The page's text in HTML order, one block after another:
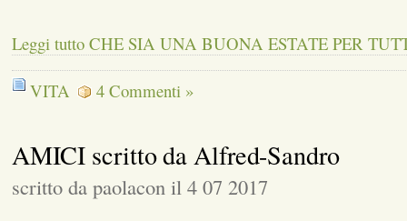
Leggi tutto CHE SIA UNA BUONA ESTATE PER
VITA 4 Commenti »
AMICI scritto da Alfred-Sandro
scritto da paolacon il 4 07 2017